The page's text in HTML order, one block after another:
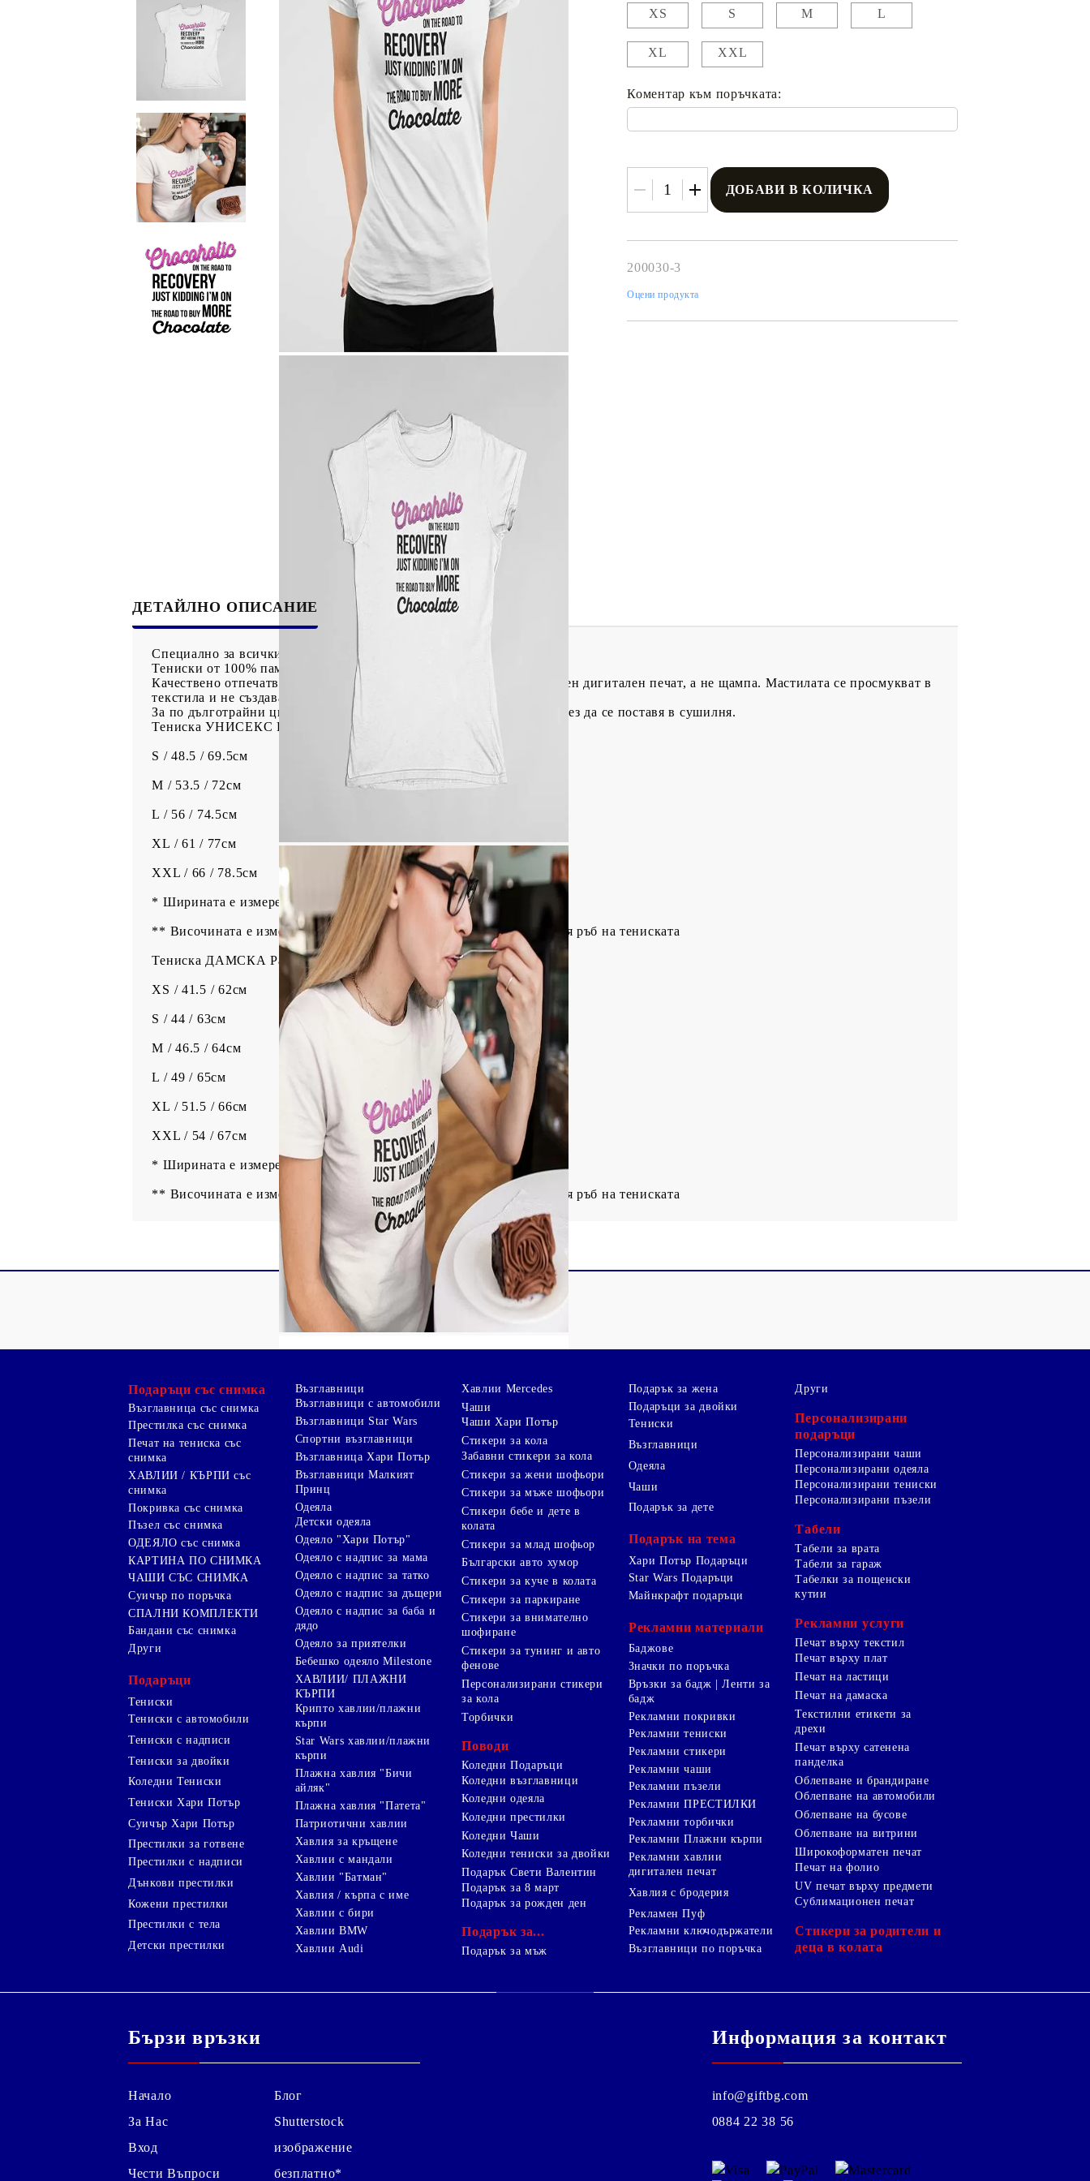
Рекламни тениски
Рекламни стикери
Рекламни чаши
Рекламни пъзели
Рекламни ПРЕСТИЛКИ
Рекламни торбички
Рекламни Плажни кърпи
Рекламен Пуф
UV печат върху предмети
Сублимационен печат
Сподели Tweet
XS S M L
XL XXL
Коментар към поръчката:
200030-3
Оцени продукта
ДЕТАЙЛНО ОПИСАНИЕ
Специално за всички, които не си представят живота без шоколад!
Тениски от 100% памук.
Качествено отпечатване на изображение върху тениска чрез директен дигитален печат, а не щампа. Мастилата се просмукват в
текстила и не създават дискомфорт. На пипане се усеща мекота.
За по дълготрайни цветове препоръчваме да се пере на 30 градуса без да се поставя в сушилня.
Тениска УНИСЕКС Размери / Ширина* / Височина**
S / 48.5 / 69.5см
M / 53.5 / 72см
L / 56 / 74.5см
XL / 61 / 77см
XXL / 66 / 78.5см
* Ширината е измерена на 1см под ръкава
** Височината е измерена от най-високата част на рамото до долния ръб на тениската
Тениска ДАМСКА Размери / Ширина* / Височина**
XS / 41.5 / 62см
S / 44 / 63см
M / 46.5 / 64см
L / 49 / 65см
XL / 51.5 / 66см
XXL / 54 / 67см
* Ширината е измерена на 1см под ръкава
** Височината е измерена от най-високата част на рамото до долния ръб на тениската
Подаръци със снимка
Възглавница със снимка
Престилка със снимка
Печат на тениска със
снимка
ХАВЛИИ / КЪРПИ със
снимка
Покривка със снимка
Пъзел със снимка
ОДЕЯЛО със снимка
КАРТИНА ПО СНИМКА
ЧАШИ СЪС СНИМКА
Суичър по поръчка
СПАЛНИ КОМПЛЕКТИ
Бандани със снимка
Други
Подаръци
Тениски
Тениски с автомобили
Тениски с надписи
Тениски за двойки
Коледни Тениски
Тениски Хари Потър
Суичър Хари Потър
Престилки за готвене
Престилки с надписи
Дънкови престилки
Кожени престилки
Престилки с тела
Детски престилки
Възглавници
Възглавници с автомобили
Възглавници Star Wars
Спортни възглавници
Възглавница Хари Потър
Възглавници Малкият
Принц
Одеяла
Детски одеяла
Одеяло "Хари Потър"
Одеяло с надпис за мама
Одеяло с надпис за татко
Одеяло с надпис за дъщери
Одеяло с надпис за баба и
дядо
Одеяло за приятелки
Бебешко одеяло Milestone
ХАВЛИИ/ ПЛАЖНИ
КЪРПИ
Крипто хавлии/плажни
кърпи
Star Wars хавлии/плажни
кърпи
Плажна хавлия "Бичи
айляк"
Плажна хавлия "Патета"
Патриотични хавлии
Хавлия за кръщене
Хавлии с мандали
Хавлии "Батман"
Хавлия / кърпа с име
Хавлии с бири
Хавлии BMW
Хавлии Audi
Хавлии Mercedes
Чаши
Чаши Хари Потър
Стикери за кола
Забавни стикери за кола
Стикери за жени шофьори
Стикери за мъже шофьори
Стикери бебе и дете в
колата
Стикери за млад шофьор
Български авто хумор
Стикери за куче в колата
Стикери за паркиране
Стикери за внимателно
шофиране
Стикери за тунинг и авто
фенове
Персонализирани стикери
за кола
Торбички
Поводи
Коледни Подаръци
Коледни възглавници
Коледни одеяла
Коледни престилки
Коледни Чаши
Коледни тениски за двойки
Подарък Свети Валентин
Подарък за 8 март
Подарък за рожден ден
Подарък за...
Подарък за мъж
Подарък за жена
Подаръци за двойки
Тениски
Възглавници
Одеяла
Чаши
Подарък за дете
Подарък на тема
Хари Потър Подаръци
Star Wars Подаръци
Майнкрафт подаръци
Рекламни материали
Баджове
Значки по поръчка
Връзки за бадж | Ленти за
бадж
Рекламни покривки
Рекламни тениски
Рекламни стикери
Рекламни чаши
Рекламни пъзели
Рекламни ПРЕСТИЛКИ
Рекламни торбички
Рекламни Плажни кърпи
Рекламни хавлии
дигитален печат
Хавлия с бродерия
Рекламен Пуф
Рекламни ключодържатели
Възглавници по поръчка
Други
Персонализирани
подаръци
Персонализирани чаши
Персонализирани одеяла
Персонализирани тениски
Персонализирани пъзели
Табели
Табели за врата
Табели за гараж
Табелки за пощенски
кутии
Рекламни услуги
Печат върху текстил
Печат върху плат
Печат на ластици
Печат на дамаска
Текстилни етикети за
дрехи
Печат върху сатенена
панделка
Облепване и брандиране
Облепване на автомобили
Облепване на бусове
Облепване на витрини
Широкоформатен печат
Печат на фолио
UV печат върху предмети
Сублимационен печат
Стикери за родители и
деца в колата
Бързи връзки
Начало
За Нас
Вход
Чести Въпроси
Блог
Shutterstock
изображение
безплатно*
Информация за контакт
info@giftbg.com
0884 22 38 56